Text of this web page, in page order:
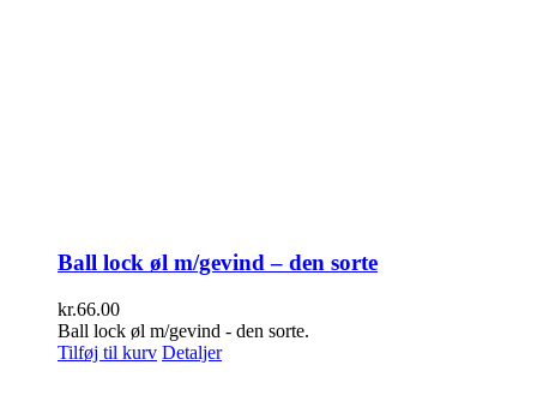
Ball lock øl m/gevind – den sorte
kr.66.00
Ball lock øl m/gevind - den sorte.
Tilføj til kurv Detaljer